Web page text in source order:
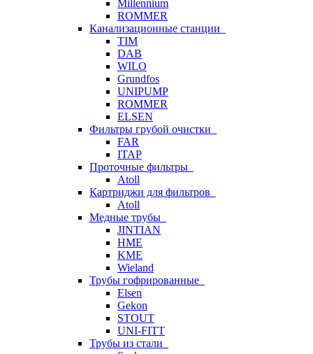
Millennium
ROMMER
Канализационные станции
TIM
DAB
WILO
Grundfos
UNIPUMP
ROMMER
ELSEN
Фильтры грубой очистки
FAR
ITAP
Проточные фильтры
Atoll
Картриджи для фильтров
Atoll
Медные трубы
JINTIAN
HME
KME
Wieland
Трубы гофрированные
Elsen
Gekon
STOUT
UNI-FITT
Трубы из стали